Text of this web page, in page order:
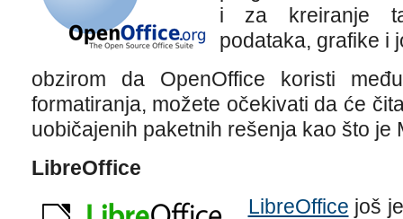
i za kreiranje
podataka, grafike i
obzirom da OpenOffice koristi
formatiranja, možete očekivati da će
uobičajenih paketnih rešenja kao što je
LibreOffice
LibreOffice još